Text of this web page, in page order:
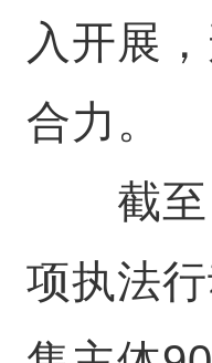
入开展
合力。
截至
项执法